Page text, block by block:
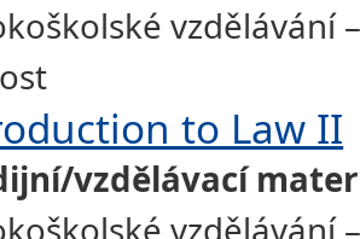
vzdělávání
to Law II
vzdělávací
vzdělávání